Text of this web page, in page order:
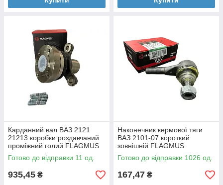
Карданний вал ВАЗ 2121
21213 коробки роздавчаний
проміжний голий FLAGMUS
Готово до відправки 11 од.
935,45 ₴
Наконечник кермової тяги
ВАЗ 2101-07 короткий
зовнішній FLAGMUS
Готово до відправки 1026 од.
167,47 ₴